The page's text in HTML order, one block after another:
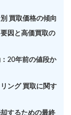
買取価格の傾向
因と高価買取の
20年前の値段か
ング 買取に関す
するための最終